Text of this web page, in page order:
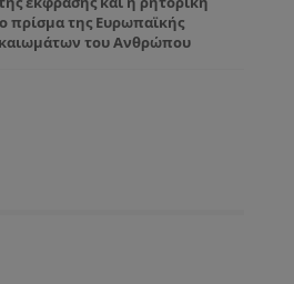
πρίσμα της Ευρωπαϊκής
του Ανθρώπου